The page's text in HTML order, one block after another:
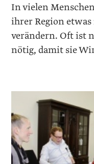
In vielen
ihrer Region
verändern. Oft ist
nötig, damit sie